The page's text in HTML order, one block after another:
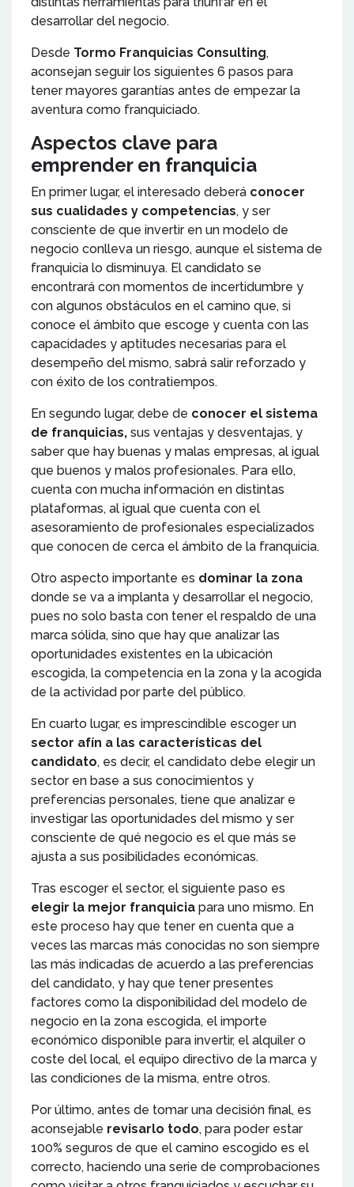
desarrollar del negocio.
Desde Tormo Franquicias Consulting,
aconsejan seguir los siguientes 6 pasos para
tener mayores garantías antes de empezar la
aventura como franquiciado.
Aspectos clave para
emprender en franquicia
En primer lugar, el interesado deberá conocer
sus cualidades y competencias, y ser
consciente de que invertir en un modelo de
negocio conlleva un riesgo, aunque el sistema de
franquicia lo disminuya. El candidato se
encontrará con momentos de incertidumbre y
con algunos obstáculos en el camino que, si
conoce el ámbito que escoge y cuenta con las
capacidades y aptitudes necesarias para el
desempeño del mismo, sabrá salir reforzado y
con éxito de los contratiempos.
En segundo lugar, debe de conocer el sistema
de franquicias, sus ventajas y desventajas, y
saber que hay buenas y malas empresas, al igual
que buenos y malos profesionales. Para ello,
cuenta con mucha información en distintas
plataformas, al igual que cuenta con el
asesoramiento de profesionales especializados
que conocen de cerca el ámbito de la franquicia.
Otro aspecto importante es dominar la zona
donde se va a implanta y desarrollar el negocio,
pues no solo basta con tener el respaldo de una
marca sólida, sino que hay que analizar las
oportunidades existentes en la ubicación
escogida, la competencia en la zona y la acogida
de la actividad por parte del público.
En cuarto lugar, es imprescindible escoger un
sector afín a las características del
candidato, es decir, el candidato debe elegir un
sector en base a sus conocimientos y
preferencias personales, tiene que analizar e
investigar las oportunidades del mismo y ser
consciente de qué negocio es el que más se
ajusta a sus posibilidades económicas.
Tras escoger el sector, el siguiente paso es
elegir la mejor franquicia para uno mismo. En
este proceso hay que tener en cuenta que a
veces las marcas más conocidas no son siempre
las más indicadas de acuerdo a las preferencias
del candidato, y hay que tener presentes
factores como la disponibilidad del modelo de
negocio en la zona escogida, el importe
económico disponible para invertir, el alquiler o
coste del local, el equipo directivo de la marca y
las condiciones de la misma, entre otros.
Por último, antes de tomar una decisión final, es
aconsejable revisarlo todo, para poder estar
100% seguros de que el camino escogido es el
correcto, haciendo una serie de comprobaciones